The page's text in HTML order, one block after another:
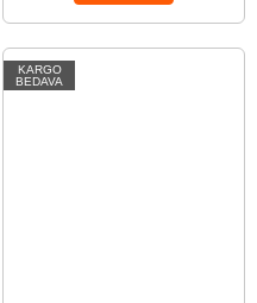
KARGO
BEDAVA